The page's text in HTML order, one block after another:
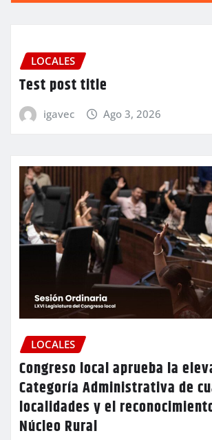
LOCALES
Test post title
igavec Ago 3, 2026
LOCALES
Congreso local aprueba la
Categoría Administrativa de
localidades y el
Núcleo Rural